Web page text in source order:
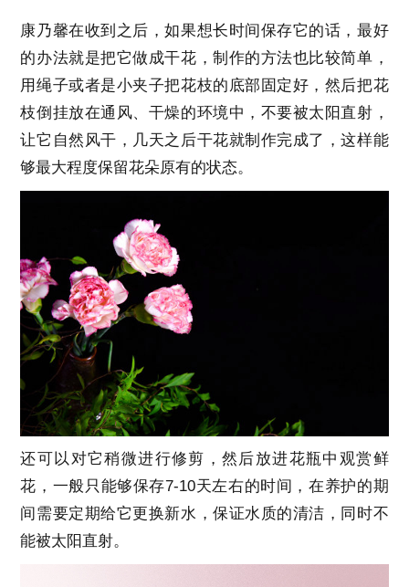
康乃馨在收到之后，如果想长时间保存它的话，最好
的办法就是把它做成干花，制作的方法也比较简单，
用绳子或者是小夹子把花枝的底部固定好，然后把花
枝倒挂放在通风、干燥的环境中，不要被太阳直射，
让它自然风干，几天之后干花就制作完成了，这样能
够最大程度保留花朵原有的状态。
还可以对它稍微进行修剪，然后放进花瓶中观赏鲜
花，一般只能够保存7-10天左右的时间，在养护的期
间需要定期给它更换新水，保证水质的清洁，同时不
能被太阳直射。